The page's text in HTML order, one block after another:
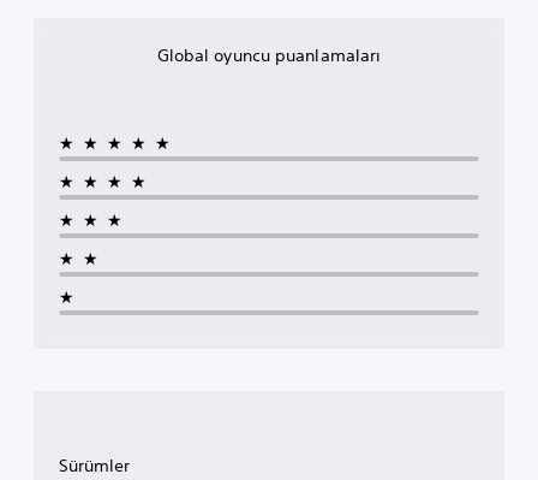
Global oyuncu puanlamaları
★★★★★
★★★★
★★★
★★
★
Sürümler